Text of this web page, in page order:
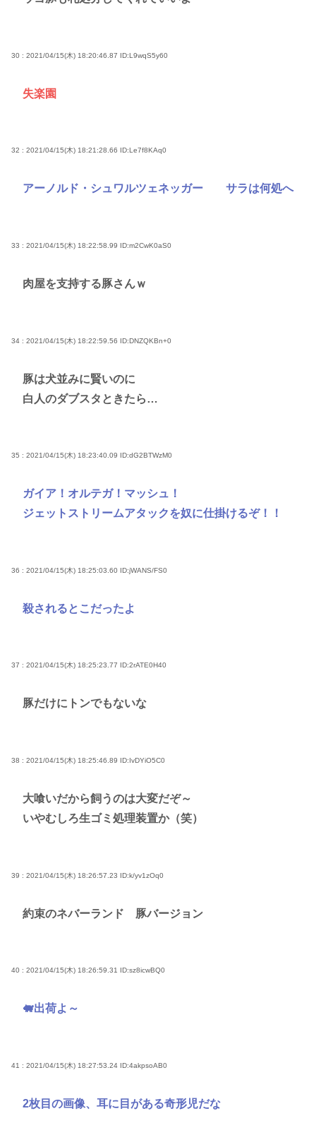
30 : 2021/04/15(木) 18:20:46.87 ID:L9wqS5y60
失楽園
32 : 2021/04/15(木) 18:21:28.66 ID:Le7f8KAq0
アーノルド・シュワルツェネッガー サラは何処へ
33 : 2021/04/15(木) 18:22:58.99 ID:m2CwK0aS0
肉屋を支持する豚さんｗ
34 : 2021/04/15(木) 18:22:59.56 ID:DNZQKBn+0
豚は犬並みに賢いのに
白人のダブスタときたら…
35 : 2021/04/15(木) 18:23:40.09 ID:dG2BTWzM0
ガイア！オルテガ！マッシュ！
ジェットストリームアタックを奴に仕掛けるぞ！！
36 : 2021/04/15(木) 18:25:03.60 ID:jWANS/FS0
殺されるとこだったよ
37 : 2021/04/15(木) 18:25:23.77 ID:2rATE0H40
豚だけにトンでもないな
38 : 2021/04/15(木) 18:25:46.89 ID:IvDYiO5C0
大喰いだから飼うのは大変だぞ～
いやむしろ生ゴミ処理装置か（笑）
39 : 2021/04/15(木) 18:26:57.23 ID:k/yv1zOq0
約束のネバーランド 豚バージョン
40 : 2021/04/15(木) 18:26:59.31 ID:sz8icwBQ0
🐖出荷よ～
41 : 2021/04/15(木) 18:27:53.24 ID:4akpsoAB0
2枚目の画像、耳に目がある奇形児だな